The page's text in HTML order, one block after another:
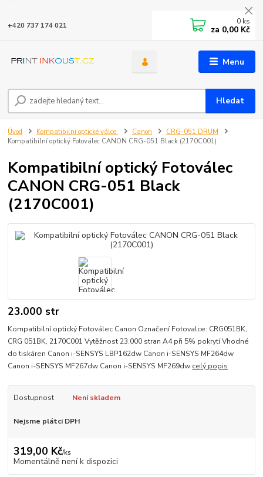
Menu
Hledat
+420 737 174 021 0 ks
za 0,00 Kč
Úvod Kompatibilní optické válce Canon
CRG-051 DRUM
Kompatibilní optický Fotoválec CANON CRG-051 Black (2170C001)
Kompatibilní optický Fotoválec
CANON CRG-051 Black
(2170C001)
23.000 str
Kompatibilní optický Fotoválec Canon Označení Fotovalce: CRG051BK,
CRG 051BK, 2170C001 Vytěžnost 23.000 stran A4 při 5% pokrytí Vhodné
do tiskáren Canon i-SENSYS LBP162dw Canon i-SENSYS MF264dw
Canon i-SENSYS MF267dw Canon i-SENSYS MF269dw celý popis
Dostupnost Není skladem
Nejsme plátci DPH
319,00 Kč/ks
Momentálně není k dispozici